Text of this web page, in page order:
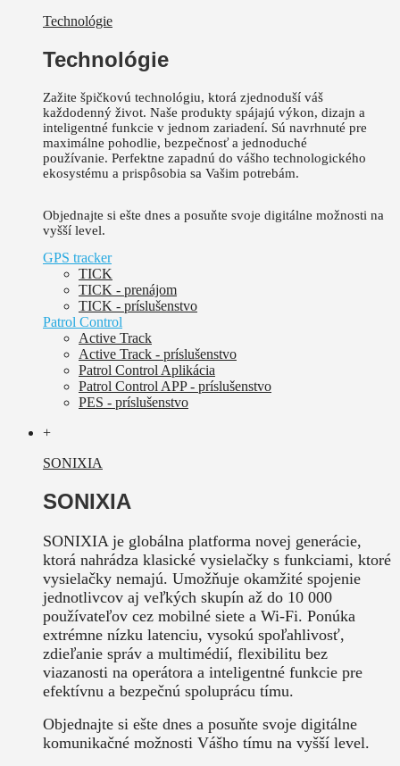
Technológie
Technológie
Zažite špičkovú technológiu, ktorá zjednoduší váš
každodenný život. Naše produkty spájajú výkon, dizajn a
inteligentné funkcie v jednom zariadení. Sú navrhnuté pre
maximálne pohodlie, bezpečnosť a jednoduché
používanie. Perfektne zapadnú do vášho technologického
ekosystému a prispôsobia sa Vašim potrebám.
Objednajte si ešte dnes a posuňte svoje digitálne možnosti na
vyšší level.
GPS tracker
TICK
TICK - prenájom
TICK - príslušenstvo
Patrol Control
Active Track
Active Track - príslušenstvo
Patrol Control Aplikácia
Patrol Control APP - príslušenstvo
PES - príslušenstvo
+
SONIXIA
SONIXIA
SONIXIA je globálna platforma novej generácie,
ktorá nahrádza klasické vysielačky s funkciami, ktoré
vysielačky nemajú. Umožňuje okamžité spojenie
jednotlivcov aj veľkých skupín až do 10 000
používateľov cez mobilné siete a Wi-Fi. Ponúka
extrémne nízku latenciu, vysokú spoľahlivosť,
zdieľanie správ a multimédií, flexibilitu bez
viazanosti na operátora a inteligentné funkcie pre
efektívnu a bezpečnú spoluprácu tímu.
Objednajte si ešte dnes a posuňte svoje digitálne
komunikačné možnosti Vášho tímu na vyšší level.